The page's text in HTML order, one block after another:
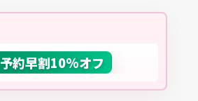
予約早割10%オフ